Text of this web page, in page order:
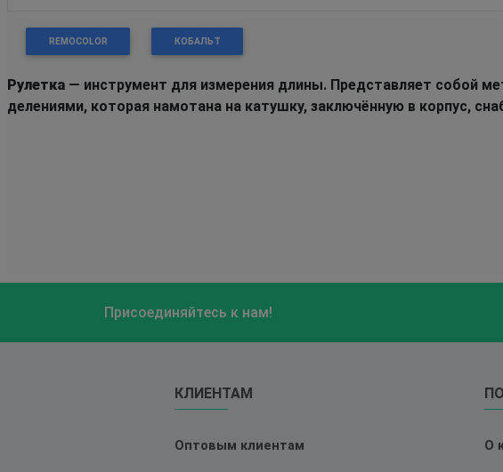
REMOCOLOR КОБАЛЬТ
Рулетка — инструмент для измерения длины. Представляет собой
делениями, которая намотана на катушку, заключённую в корпус,
Присоединяйтесь к нам!
КЛИЕНТАМ
Оптовым клиентам О